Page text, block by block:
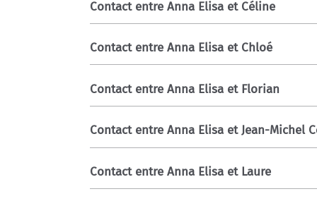
Contact entre Anna Elisa et Céline
Contact entre Anna Elisa et Chloé
Contact entre Anna Elisa et Florian
Contact entre Anna Elisa et Jean-Michel
Contact entre Anna Elisa et Laure